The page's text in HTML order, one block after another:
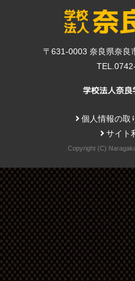
〒631-0003 奈良県奈良
個人情報の取
サイト
Copyright (C)